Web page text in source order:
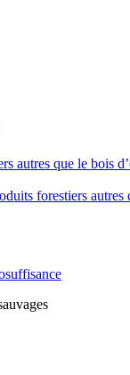
forestiers